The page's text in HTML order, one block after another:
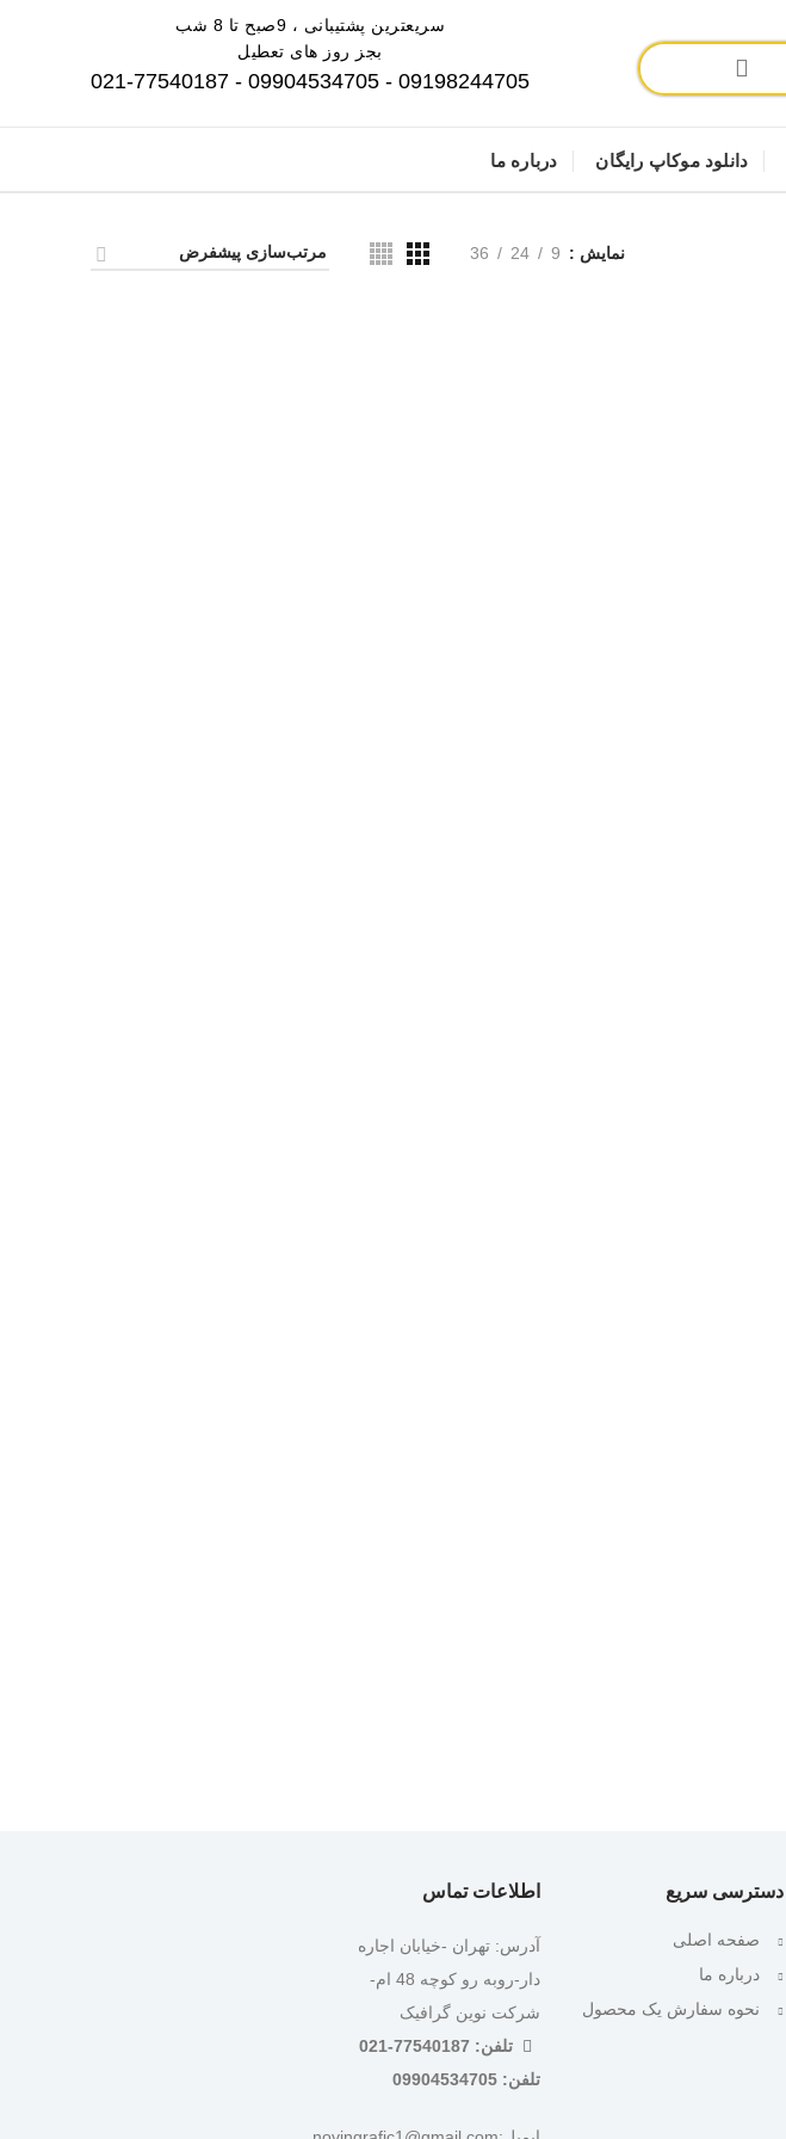
سریعترین پشتیبانی ، 9صبح تا 8 شب
بجز روز های تعطیل
09198244705 - 09904534705 - 021-77540187
دانلود موکاپ رایگان درباره ما
نمایش 9
24
36
دسترسی سریع
صفحه اصلی
درباره ما
نحوه سفارش یک محصول
اطلاعات تماس
آدرس: تهران -خیابان اجاره
دار-روبه رو کوچه 48 ام-
شرکت نوین گرافیک
تلفن: 77540187-021
تلفن: 09904534705